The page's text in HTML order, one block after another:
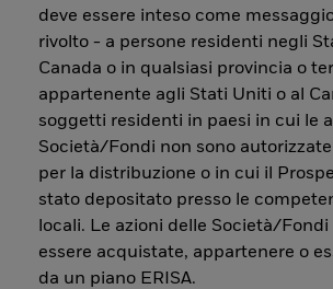
deve essere inteso come
rivolto - a persone residenti negli
Canada o in qualsiasi provincia o
appartenente agli Stati Uniti o al
soggetti residenti in paesi in cui le
Società/Fondi non sono
per la distribuzione o in cui il
stato depositato presso le
locali. Le azioni delle Società/
essere acquistate, appartenere o
da un piano ERISA.